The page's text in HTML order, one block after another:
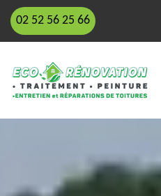
02 52 56 25 66